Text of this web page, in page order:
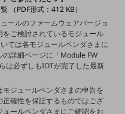
（PDF形式：412 KB）
ールのファームウェアバージョ
ご検討されているモジュール
ては各モジュールベンダさまに
詳細ページに「Module FW
は必ずしもIOTが完了した最新
ジュールベンダさまの申告を
確性を保証するものではござ
ールベンダさまにご確認をお